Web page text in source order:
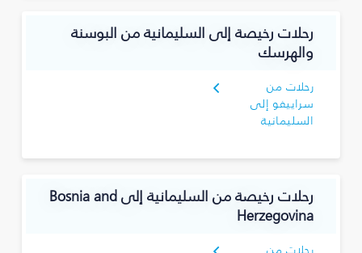
رحلات رخيصة إلى السليمانية‎ من البوسنة
والهرسك
رحلات من
سراييفو إلى
السليمانية‎
رحلات رخيصة من السليمانية‎ إلى Bosnia and
Herzegovina